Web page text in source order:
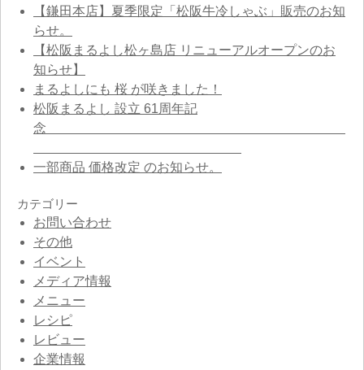
【鎌田本店】夏季限定「松阪牛冷しゃぶ」販売のお知
らせ。
【松阪まるよし松ヶ島店 リニューアルオープンのお
知らせ】
まるよしにも 桜 が咲きました！
松阪まるよし 設立 61周年記
念
一部商品 価格改定 のお知らせ。
カテゴリー
お問い合わせ
その他
イベント
メディア情報
メニュー
レシピ
レビュー
企業情報